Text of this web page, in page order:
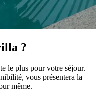
?
le plus pour votre séjour.
vous présentera la
même.